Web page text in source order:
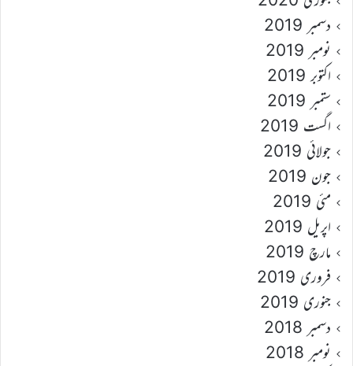
دسمبر 2019
نومبر 2019
اکتوبر 2019
ستمبر 2019
اگست 2019
جولائی 2019
جون 2019
مئی 2019
اپریل 2019
مارچ 2019
فروری 2019
جنوری 2019
دسمبر 2018
نومبر 2018